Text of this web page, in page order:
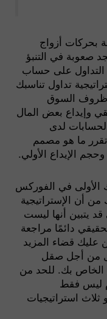
بحركات أزواج
صعوبة في التنبؤ
على حساب
تداول تناسبك
ظروف السوق
وإيداع بعض المال
لدى
تقرر ما هو مصمم
الإيداع الأولي.
الأولى في الفوركس
أن الإستراتيجية
يتبين أنها ليست
دائمًا مراجعة
عليك قضاء المزيد
من أجل صقل
الخاص بك. للحد من
ليس فقط
ثلاث استراتيجيات